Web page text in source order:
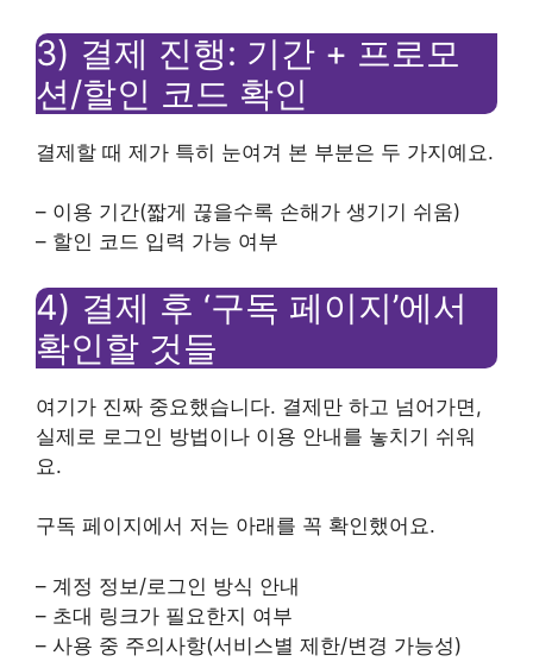
3) 결제 진행: 기간 + 프로모
션/할인 코드 확인
결제할 때 제가 특히 눈여겨 본 부분은 두 가지예요.
– 이용 기간(짧게 끊을수록 손해가 생기기 쉬움)
– 할인 코드 입력 가능 여부
4) 결제 후 ‘구독 페이지’에서
확인할 것들
여기가 진짜 중요했습니다. 결제만 하고 넘어가면,
실제로 로그인 방법이나 이용 안내를 놓치기 쉬워
요.
구독 페이지에서 저는 아래를 꼭 확인했어요.
– 계정 정보/로그인 방식 안내
– 초대 링크가 필요한지 여부
– 사용 중 주의사항(서비스별 제한/변경 가능성)